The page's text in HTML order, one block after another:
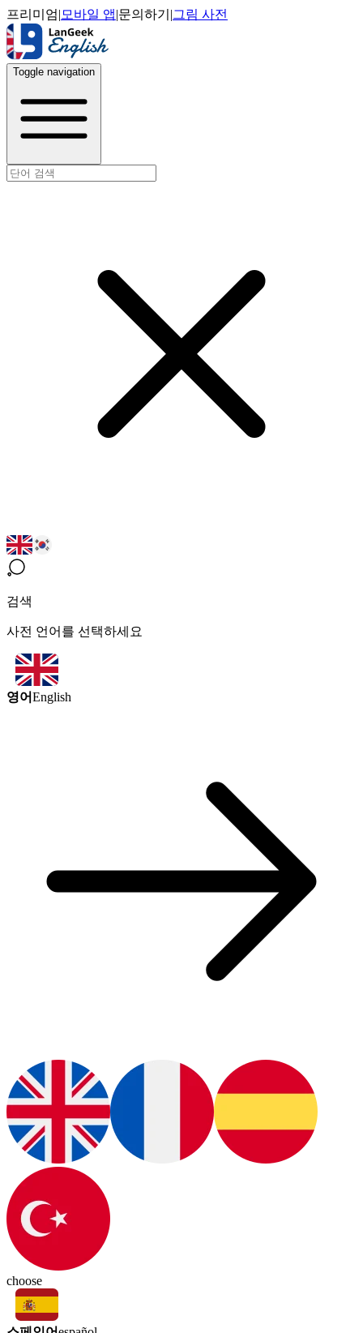
프리미엄| 모바일 앱|문의하기 |그림 사전
Toggle navigation
검색
사전 언어를 선택하세요
영어English
choose